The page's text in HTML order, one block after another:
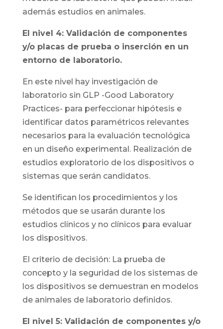
además estudios en animales.
El nivel 4: Validación de componentes
y/o placas de prueba o inserción en un
entorno de laboratorio.
En este nivel hay investigación de
laboratorio sin GLP -Good Laboratory
Practices- para perfeccionar hipótesis e
identificar datos paramétricos relevantes
necesarios para la evaluación tecnológica
en un diseño experimental. Realización de
estudios exploratorio de los dispositivos o
sistemas que serán candidatos.
Se identifican los procedimientos y los
métodos que se usarán durante los
estudios clínicos y no clínicos para evaluar
los dispositivos.
El criterio de decisión: La prueba de
concepto y la seguridad de los sistemas de
los dispositivos se demuestran en modelos
de animales de laboratorio definidos.
El nivel 5: Validación de componentes y/o